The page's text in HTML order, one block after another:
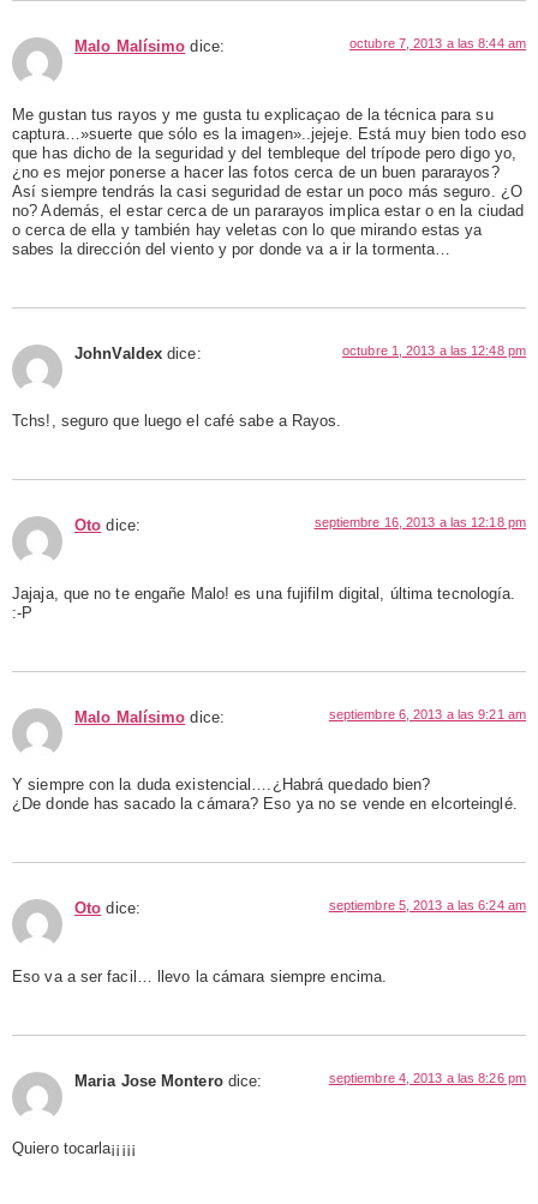
Malo Malísimo dice: octubre 7, 2013 a las 8:44 am
Me gustan tus rayos y me gusta tu explicaçao de la técnica para su
captura…»suerte que sólo es la imagen»..jejeje. Está muy bien todo eso
que has dicho de la seguridad y del tembleque del trípode pero digo yo,
¿no es mejor ponerse a hacer las fotos cerca de un buen pararayos?
Así siempre tendrás la casi seguridad de estar un poco más seguro. ¿O
no? Además, el estar cerca de un pararayos implica estar o en la ciudad
o cerca de ella y también hay veletas con lo que mirando estas ya
sabes la dirección del viento y por donde va a ir la tormenta…
JohnValdex dice: octubre 1, 2013 a las 12:48 pm
Tchs!, seguro que luego el café sabe a Rayos.
Oto dice: septiembre 16, 2013 a las 12:18 pm
Jajaja, que no te engañe Malo! es una fujifilm digital, última tecnología.
:-P
Malo Malísimo dice: septiembre 6, 2013 a las 9:21 am
Y siempre con la duda existencial….¿Habrá quedado bien?
¿De donde has sacado la cámara? Eso ya no se vende en elcorteinglé.
Oto dice: septiembre 5, 2013 a las 6:24 am
Eso va a ser facil… llevo la cámara siempre encima.
Maria Jose Montero dice: septiembre 4, 2013 a las 8:26 pm
Quiero tocarla¡¡¡¡¡